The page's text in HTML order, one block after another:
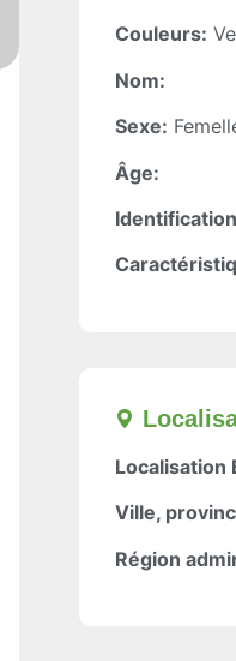
Couleurs:
Nom:
Sexe:
Âge:
Localisation
Ville,
Région